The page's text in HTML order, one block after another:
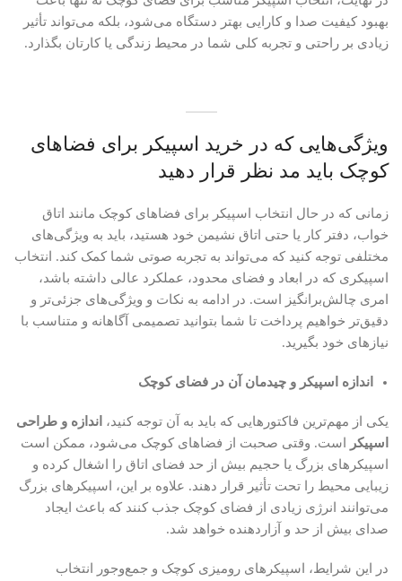
بهبود کیفیت صدا و کارایی بهتر دستگاه می‌شود، بلکه می‌تواند تأثیر
زیادی بر راحتی و تجربه کلی شما در محیط زندگی یا کارتان بگذارد.
ویژگی‌هایی که در خرید اسپیکر برای فضاهای
کوچک باید مد نظر قرار دهید
زمانی که در حال انتخاب اسپیکر برای فضاهای کوچک مانند اتاق
خواب، دفتر کار یا حتی اتاق نشیمن خود هستید، باید به ویژگی‌های
مختلفی توجه کنید که می‌تواند به تجربه صوتی شما کمک کند. انتخاب
اسپیکری که در ابعاد و فضای محدود، عملکرد عالی داشته باشد،
امری چالش‌برانگیز است. در ادامه به نکات و ویژگی‌های جزئی‌تر و
دقیق‌تر خواهیم پرداخت تا شما بتوانید تصمیمی آگاهانه و متناسب با
نیازهای خود بگیرید.
اندازه اسپیکر و چیدمان آن در فضای کوچک
یکی از مهم‌ترین فاکتورهایی که باید به آن توجه کنید، اندازه و طراحی
اسپیکر است. وقتی صحبت از فضاهای کوچک می‌شود، ممکن است
اسپیکرهای بزرگ یا حجیم بیش از حد فضای اتاق را اشغال کرده و
زیبایی محیط را تحت تأثیر قرار دهند. علاوه بر این، اسپیکرهای بزرگ
می‌توانند انرژی زیادی از فضای کوچک جذب کنند که باعث ایجاد
صدای بیش از حد و آزاردهنده خواهد شد.
در این شرایط، اسپیکرهای رومیزی کوچک و جمع‌وجور انتخاب